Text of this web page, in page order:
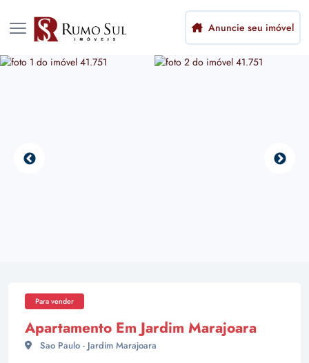
Anuncie seu imóvel
Para vender
Apartamento Em Jardim Marajoara
Sao Paulo - Jardim Marajoara